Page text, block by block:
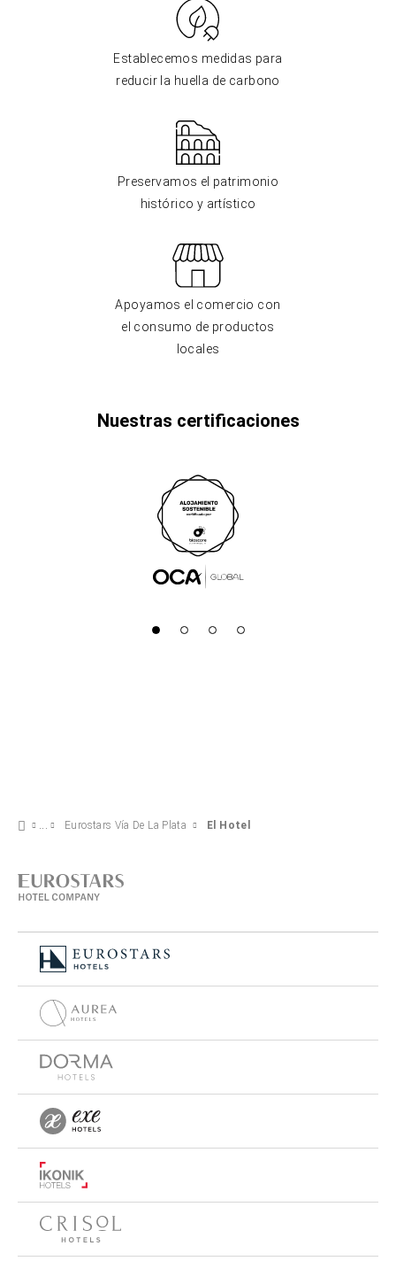
Establecemos medidas para
reducir la huella de carbono
Preservamos el patrimonio
histórico y artístico
Apoyamos el comercio con
el consumo de productos
locales
Nuestras certificaciones
Eurostars Vía De La Plata El Hotel